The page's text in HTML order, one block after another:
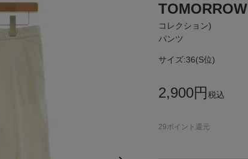
コレクション)
パンツ
サイズ:36(S位)
2,900円 税込
29ポイント還元